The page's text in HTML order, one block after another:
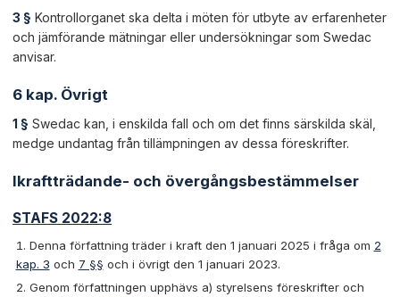
3 § Kontrollorganet ska delta i möten för utbyte av erfarenheter
och jämförande mätningar eller undersökningar som Swedac
anvisar.
6 kap. Övrigt
1 § Swedac kan, i enskilda fall och om det finns särskilda skäl,
medge undantag från tillämpningen av dessa föreskrifter.
Ikraftträdande- och övergångsbestämmelser
STAFS 2022:8
Denna författning träder i kraft den 1 januari 2025 i fråga om 2
kap. 3 och 7 §§ och i övrigt den 1 januari 2023.
Genom författningen upphävs a) styrelsens föreskrifter och